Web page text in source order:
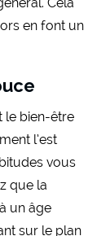
en font un
le bien-être
l’est
vous
que la
un âge
sur le plan